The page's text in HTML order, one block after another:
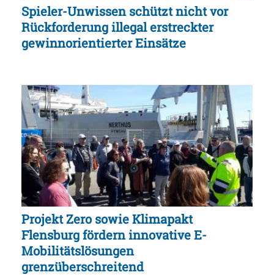
Spieler-Unwissen schützt nicht vor
Rückforderung illegal erstreckter
gewinnorientierter Einsätze
Projekt Zero sowie Klimapakt
Flensburg fördern innovative E-
Mobilitätslösungen
grenzüberschreitend